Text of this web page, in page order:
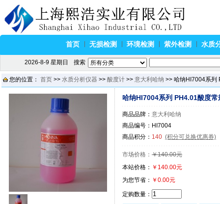
首页 无损检测 环境检测 紫外检测 水质
2026-8-9 星期日 搜索
您的位置： 首页 >> 水质分析仪器 >> 酸度计 >> 意大利哈纳 >> 哈纳HI7004系列
哈纳HI7004系列 PH4.01酸度
商品品牌： 意大利哈纳
商品编号：HI7004
商品积分： 140 (积分可兑换优惠券)
市场价格： ￥140.00元
本站价格： ￥140.00元
为您节省： ￥0.00元
定购数量：